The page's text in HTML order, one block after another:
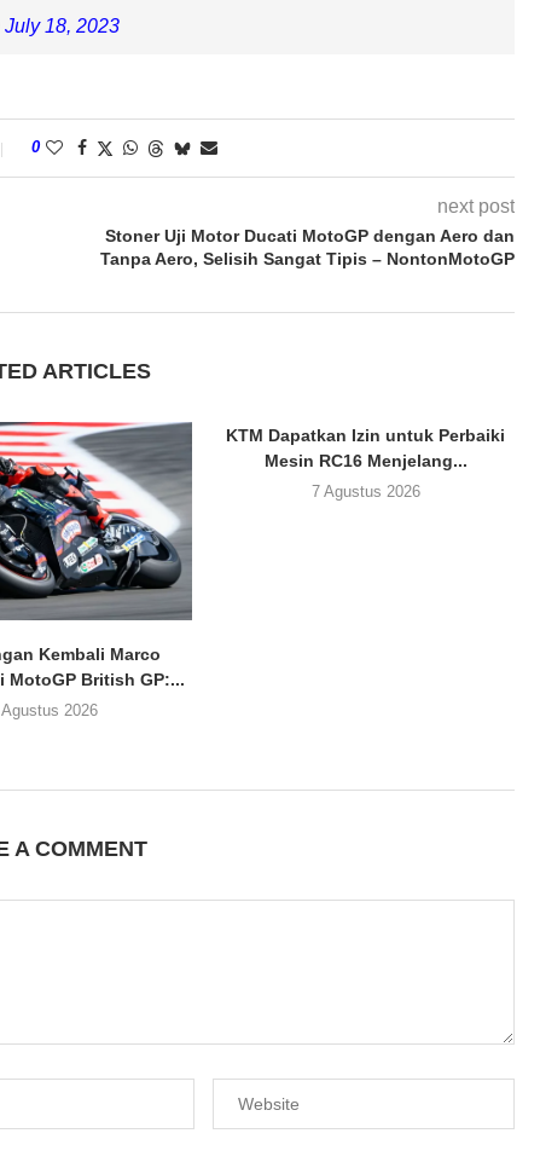
July 18, 2023
0
next post
Stoner Uji Motor Ducati MotoGP dengan Aero dan
Tanpa Aero, Selisih Sangat Tipis – NontonMotoGP
ARTICLES
Kembali Marco
MotoGP British GP:...
2026
KTM Dapatkan Izin untuk Perbaiki
Mesin RC16 Menjelang...
7 Agustus 2026
A COMMENT